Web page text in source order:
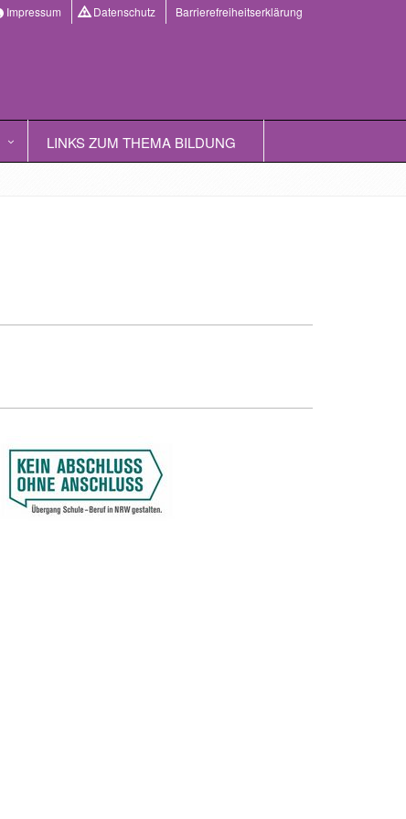
Impressum Datenschutz Barrierefreiheitserklärung
LINKS ZUM THEMA BILDUNG